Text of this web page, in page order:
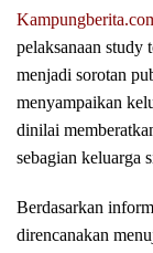
pelaksanaan
menjadi sorotan
menyampaikan
dinilai
sebagian keluarga
Berdasarkan
direncanakan